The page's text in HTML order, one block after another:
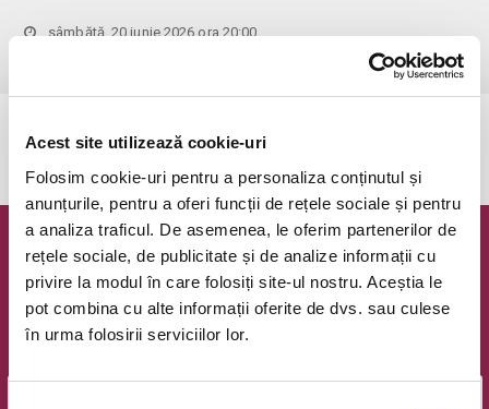
Acest site utilizează cookie-uri
Folosim cookie-uri pentru a personaliza conținutul și
anunțurile, pentru a oferi funcții de rețele sociale și pentru
a analiza traficul. De asemenea, le oferim partenerilor de
rețele sociale, de publicitate și de analize informații cu
privire la modul în care folosiți site-ul nostru. Aceștia le
pot combina cu alte informații oferite de dvs. sau culese
în urma folosirii serviciilor lor.
sâmbătă, 20 iunie 2026 ora 20:00
Evenimentul a expirat.
Newsletter @ Bilete.ro
Oferte exclusive si o editie saptamanala cu cele mai noi
evenimente.